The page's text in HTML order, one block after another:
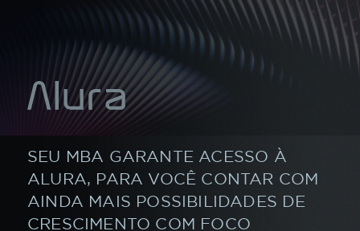
SEU MBA GARANTE ACESSO À
ALURA, PARA VOCÊ CONTAR COM
AINDA MAIS POSSIBILIDADES DE
CRESCIMENTO COM FOCO